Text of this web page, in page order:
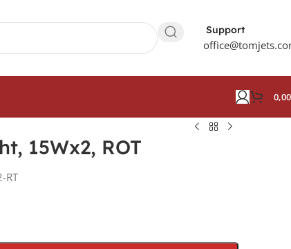
Support
15Wx2, ROT
RT